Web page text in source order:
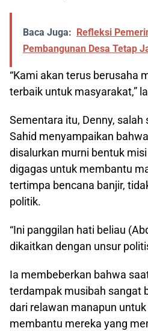
Baca Juga:
Refleksi
Pembangunan Desa Tetap
“Kami akan terus berusaha
terbaik untuk masyarakat,”
Sementara itu, Denny, salah
Sahid menyampaikan
disalurkan murni bentuk
digagas untuk membantu
tertimpa bencana banjir,
politik.
“Ini panggilan hati beliau
dikaitkan dengan unsur
Ia membeberkan bahwa
terdampak musibah sangat
dari relawan manapun
membantu mereka yang